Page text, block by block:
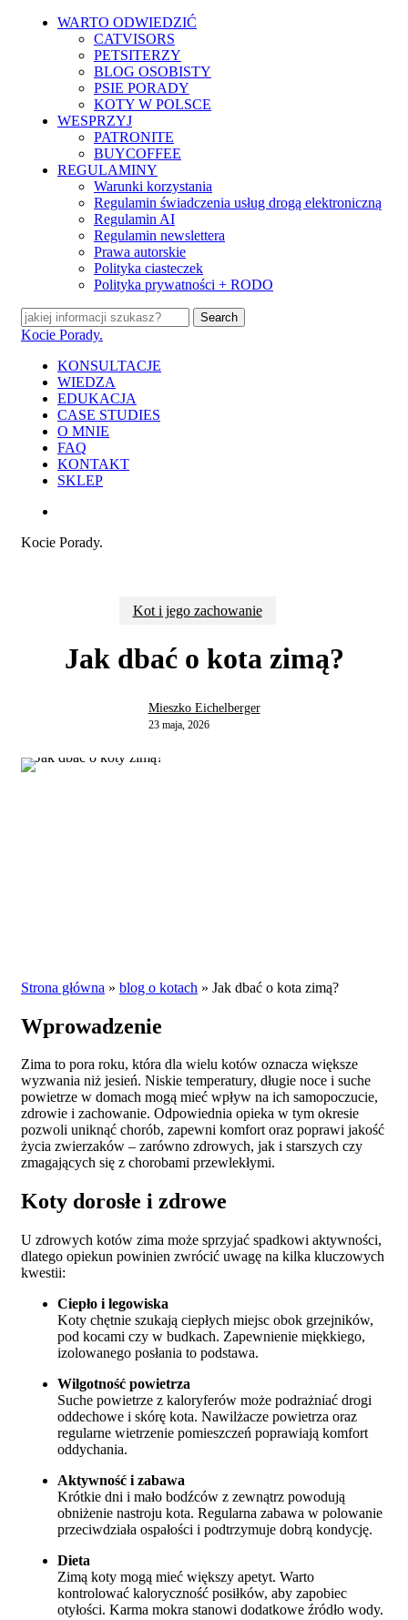
WARTO ODWIEDZIĆ
CATVISORS
PETSITERZY
BLOG OSOBISTY
PSIE PORADY
KOTY W POLSCE
WESPRZYJ
PATRONITE
BUYCOFFEE
REGULAMINY
Warunki korzystania
Regulamin świadczenia usług drogą elektroniczną
Regulamin AI
Regulamin newslettera
Prawa autorskie
Polityka ciasteczek
Polityka prywatności + RODO
Search
Close
Kocie Porady.
search
Menu
KONSULTACJE
WIEDZA
EDUKACJA
CASE STUDIES
O MNIE
FAQ
KONTAKT
SKLEP
Kocie Porady.
Kot i jego zachowanie
Jak dbać o kota zimą?
Mieszko Eichelberger
23 maja, 2026
Strona główna » blog o kotach » Jak dbać o kota zimą?
Wprowadzenie
Zima to pora roku, która dla wielu kotów oznacza większe
wyzwania niż jesień. Niskie temperatury, długie noce i suche
powietrze w domach mogą mieć wpływ na ich samopoczucie,
zdrowie i zachowanie. Odpowiednia opieka w tym okresie
pozwoli uniknąć chorób, zapewni komfort oraz poprawi jakość
życia zwierzaków – zarówno zdrowych, jak i starszych czy
zmagających się z chorobami przewlekłymi.
Koty dorosłe i zdrowe
U zdrowych kotów zima może sprzyjać spadkowi aktywności,
dlatego opiekun powinien zwrócić uwagę na kilka kluczowych
kwestii:
Ciepło i legowiska
Koty chętnie szukają ciepłych miejsc obok grzejników,
pod kocami czy w budkach. Zapewnienie miękkiego,
izolowanego posłania to podstawa.
Wilgotność powietrza
Suche powietrze z kaloryferów może podrażniać drogi
oddechowe i skórę kota. Nawilżacze powietrza oraz
regularne wietrzenie pomieszczeń poprawiają komfort
oddychania.
Aktywność i zabawa
Krótkie dni i mało bodźców z zewnątrz powodują
obniżenie nastroju kota. Regularna zabawa w polowanie
przeciwdziała ospałości i podtrzymuje dobrą kondycję.
Dieta
Zimą koty mogą mieć większy apetyt. Warto
kontrolować kaloryczność posiłków, aby zapobiec
otyłości. Karma mokra stanowi dodatkowe źródło wody.